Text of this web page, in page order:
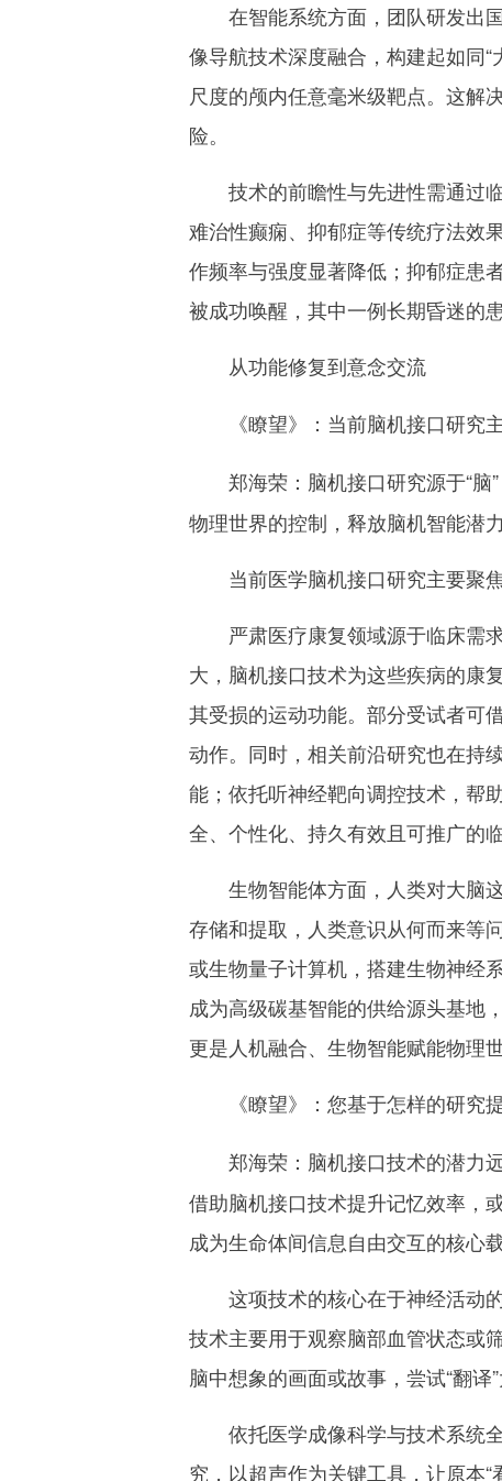
在智能系统方面，团队研发出国
像导航技术深度融合，构建起如同
尺度的颅内任意毫米级靶点。这解
险。
技术的前瞻性与先进性需通过临
难治性癫痫、抑郁症等传统疗法效
作频率与强度显著降低；抑郁症患
被成功唤醒，其中一例长期昏迷的
从功能修复到意念交流
《瞭望》： 当前脑机接口研究
郑海荣： 脑机接口研究源于“
物理世界的控制，释放脑机智能潜
当前医学脑机接口研究主要聚焦
严肃医疗康复领域源于临床需求
大，脑机接口技术为这些疾病的康
其受损的运动功能。部分受试者可
动作。同时，相关前沿研究也在持
能；依托听神经靶向调控技术，帮
全、个性化、持久有效且可推广的
生物智能体方面，人类对大脑这
存储和提取，人类意识从何而来等
或生物量子计算机，搭建生物神经
成为高级碳基智能的供给源头基地
更是人机融合、生物智能赋能物理
《瞭望》： 您基于怎样的研究
郑海荣： 脑机接口技术的潜力
借助脑机接口技术提升记忆效率，
成为生命体间信息自由交互的核心载
这项技术的核心在于神经活动的
技术主要用于观察脑部血管状态或
脑中想象的画面或故事，尝试“翻译”
依托医学成像科学与技术系统全
究，以超声作为关键工具，让原本